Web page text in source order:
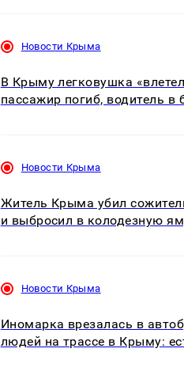
Новости Крыма
В Крыму легковушка
пассажир погиб, водитель в
Новости Крыма
Житель Крыма убил
и выбросил в колодезную
Новости Крыма
Иномарка врезалась в
людей на трассе в Крыму: